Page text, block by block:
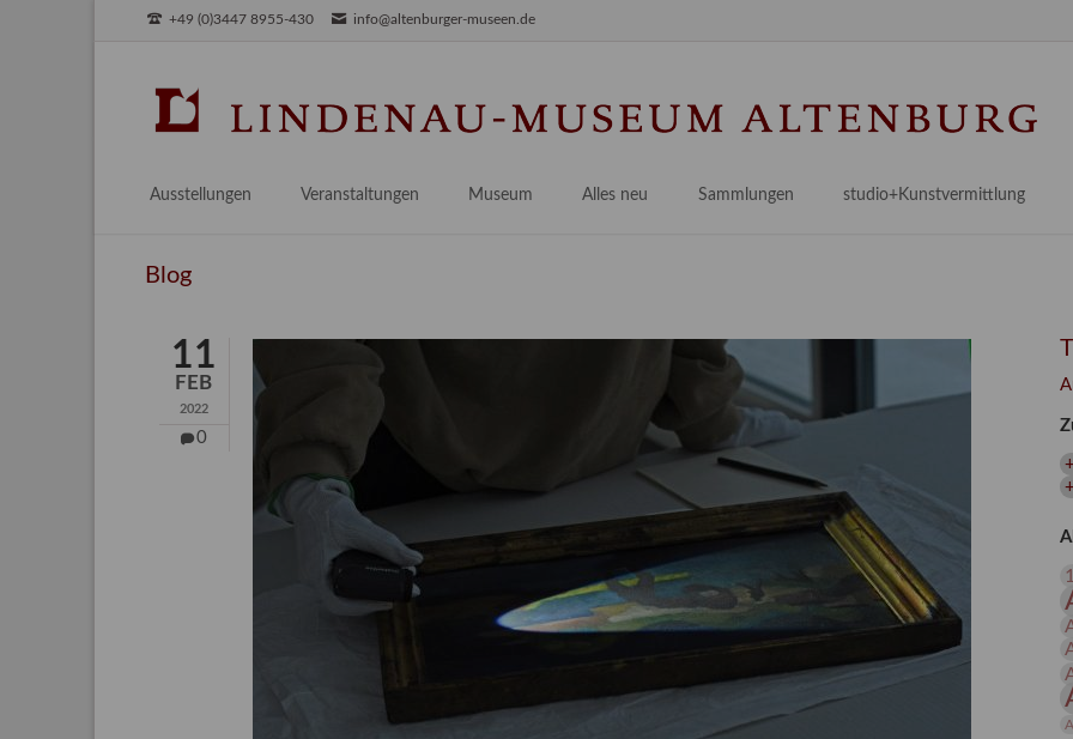
+49 (0)3447 8955-430 info@altenburger-museen.de
Ausstellungen
Aktuell
Veranstaltungen Museum
Praktikum / Praxisprojekt
Bestandskataloge & Editionen
Gesamtverzeichnis
Kalender
Alles neu
Provenienzforschung
Kulturelle Vermittlung
Länderübergreifende kulturtouristische Ziele
Sammlungen
Malerei 17.–19. Jh.
Deutsche Malerei 20./21. Jh.
Grafische Sammlung
Kunstbibliothek
Restaurierung
Forschung
studio+Kunstvermittlung
Angebote für Erwachsene
Angebote für Kitas
Blog
11
FEB
2022
0